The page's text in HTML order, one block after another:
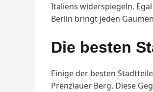
Italiens widerspiegeln.
Berlin bringt jeden
Die besten
Einige der besten
Prenzlauer Berg. Diese